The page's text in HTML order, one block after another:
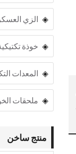
الزي
خوذة
المعدات
ملحقات
منتج ساخن